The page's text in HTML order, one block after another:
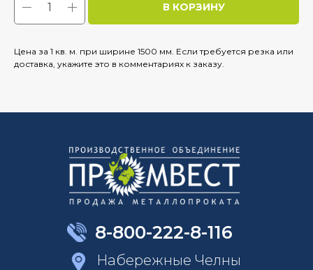
В КОРЗИНУ
Цена за 1 кв. м. при ширине 1500 мм. Если требуется резка или
доставка, укажите это в комментариях к заказу.
8-800-222-8-116
Набережные Челны